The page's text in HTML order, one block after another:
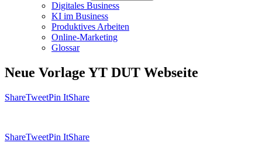
Digitales Business
KI im Business
Produktives Arbeiten
Online-Marketing
Glossar
Neue Vorlage YT DUT Webseite
ShareTweetPin ItShare
ShareTweetPin ItShare